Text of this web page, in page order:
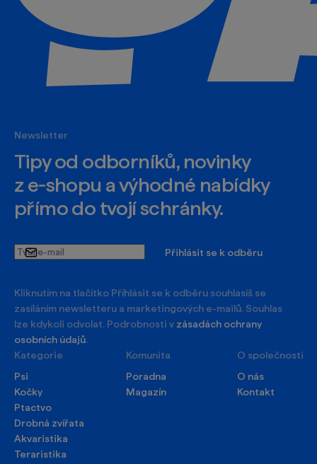
Newsletter
Tipy od odborníků, novinky
z e‑shopu a výhodné nabídky
přímo do tvojí schránky.
Tvůj
e-
Přihlásit se k odběru
Kliknutím na tlačítko Příhlásit se k odběru souhlasíš se
zasíláním newsletteru a marketingových e-mailů. Souhlas
lze kdykoli odvolat. Podrobnosti v zásadách ochrany
osobních údajů.
Kategorie
Psi
Kočky
Ptactvo
Drobná zvířata
Akvaristika
Teraristika
Komunita
Poradna
Magazín
O společnosti
O nás
Kontakt